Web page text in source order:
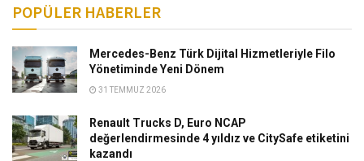
POPÜLER HABERLER
Mercedes-Benz Türk Dijital Hizmetleriyle Filo
Yönetiminde Yeni Dönem
31 TEMMUZ 2026
Renault Trucks D, Euro NCAP
değerlendirmesinde 4 yıldız ve CitySafe etiketini
kazandı